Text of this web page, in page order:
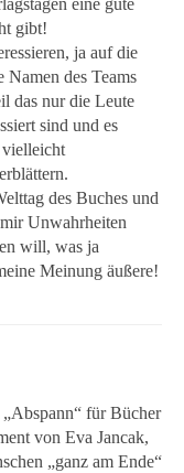
eine gute
gibt!
ja auf die
Namen des Teams
das nur die Leute
sind und es
vielleicht
des Buches und
Unwahrheiten
will, was ja
Meinung äußere!
für Bücher
von Eva Jancak,
„ganz am Ende“